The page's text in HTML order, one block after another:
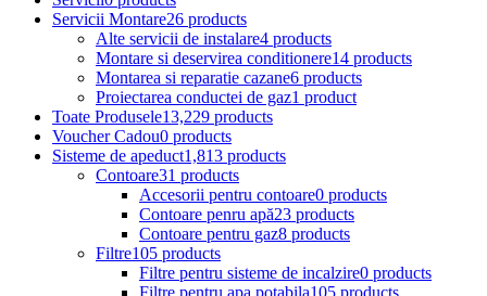
Servicii Montare26 products
Alte servicii de instalare4 products
Montare si deservirea conditionere14 products
Montarea si reparatie cazane6 products
Proiectarea conductei de gaz1 product
Toate Produsele13,229 products
Voucher Cadou0 products
Sisteme de apeduct1,813 products
Contoare31 products
Accesorii pentru contoare0 products
Contoare penru apă23 products
Contoare pentru gaz8 products
Filtre105 products
Filtre pentru sisteme de incalzire0 products
Filtre pentru apa potabila105 products